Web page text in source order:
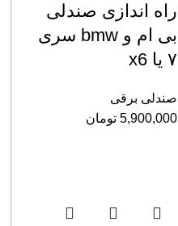
راه اندازی صندلی
بی ام و bmw سری
۷ یا x6
صندلی برقی
5,900,000 تومان